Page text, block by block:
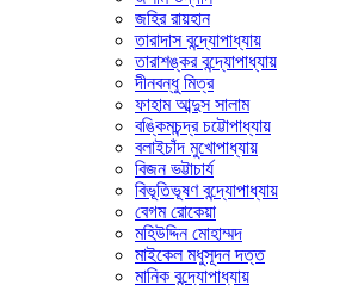
জহির রায়হান
তারাদাস বন্দ্যোপাধ্যায়
তারাশঙ্কর বন্দ্যোপাধ্যায়
দীনবন্ধু মিত্র
ফাহাম আব্দুস সালাম
বঙ্কিমচন্দ্র চট্টোপাধ্যায়
বলাইচাঁদ মুখোপাধ্যায়
বিজন ভট্টাচার্য
বিভূতিভূষণ বন্দ্যোপাধ্যায়
বেগম রোকেয়া
মহিউদ্দিন মোহাম্মদ
মাইকেল মধুসূদন দত্ত
মানিক বন্দ্যোপাধ্যায়